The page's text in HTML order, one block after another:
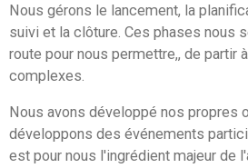
Nous gérons le lancement, la
suivi et la clôture. Ces phases nous
route pour nous permettre,, de partir
complexes.
Nous avons développé nos propres
développons des événements
est pour nous l'ingrédient majeur de